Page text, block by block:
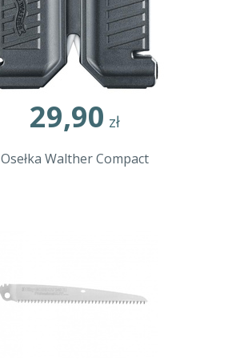
29,90 zł
Osełka Walther Compact